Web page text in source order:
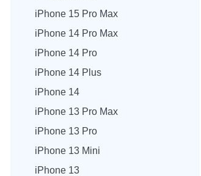
iPhone 15 Pro Max
iPhone 14 Pro Max
iPhone 14 Pro
iPhone 14 Plus
iPhone 14
iPhone 13 Pro Max
iPhone 13 Pro
iPhone 13 Mini
iPhone 13